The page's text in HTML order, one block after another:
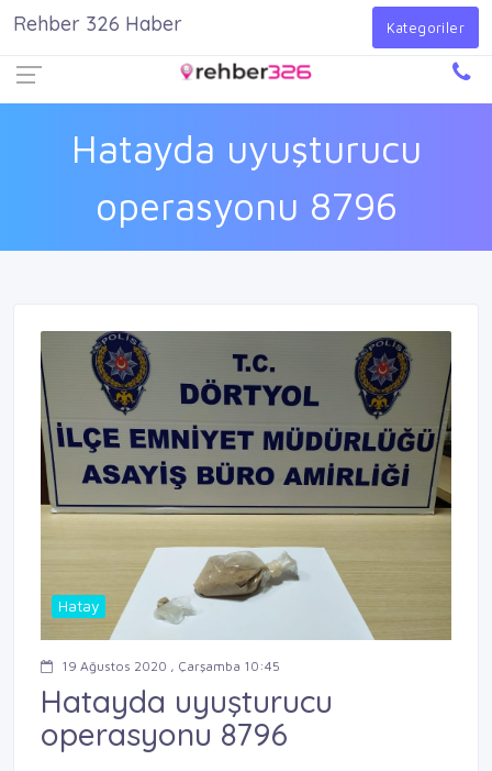
Giriş Yap
Hatayda uyuşturucu
operasyonu 8796
Rehber 326 Haber Kategoriler
Hatay
19 Ağustos 2020 , Çarşamba 10:45
Hatayda uyuşturucu
operasyonu 8796